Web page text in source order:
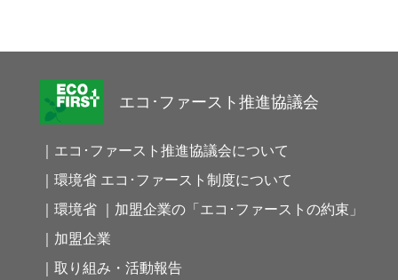
エコ･ファースト推進協議会
｜エコ･ファースト推進協議会について
｜環境省 エコ･ファースト制度について
｜環境省 ｜加盟企業の「エコ･ファーストの約束」
｜加盟企業
｜取り組み・活動報告